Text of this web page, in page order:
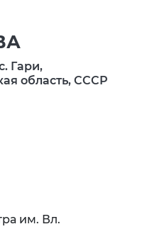
Гари,
область, СССР
им. Вл.